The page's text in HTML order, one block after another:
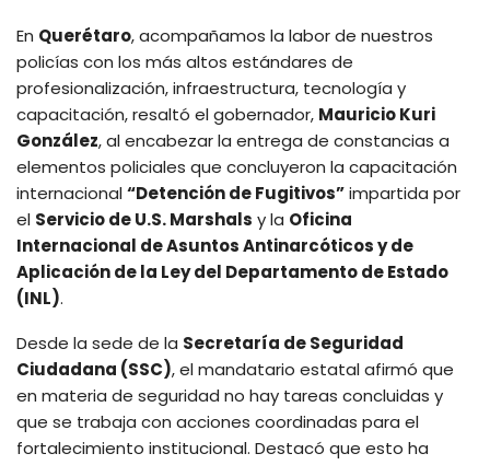
En Querétaro, acompañamos la labor de nuestros
policías con los más altos estándares de
profesionalización, infraestructura, tecnología y
capacitación, resaltó el gobernador, Mauricio Kuri
González, al encabezar la entrega de constancias a
elementos policiales que concluyeron la capacitación
internacional“Detención de Fugitivos”impartida por
el Servicio de U.S. Marshals y la Oficina
Internacional de Asuntos Antinarcóticos y de
Aplicación de la Ley del Departamento de Estado
(INL).
Desde la sede de la Secretaría de Seguridad
Ciudadana (SSC), el mandatario estatal afirmó que
en materia de seguridad no hay tareas concluidas y
que se trabaja con acciones coordinadas para el
fortalecimiento institucional. Destacó que esto ha